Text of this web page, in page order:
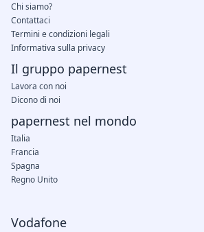
Vodafone
Chi siamo?
Contattaci
Termini e condizioni legali
Informativa sulla privacy
Il gruppo papernest
Lavora con noi
Dicono di noi
papernest nel mondo
Italia
Francia
Spagna
Regno Unito